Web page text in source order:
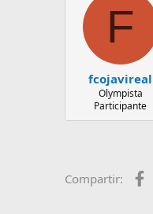
F
fcojavireal
Olympista
Participante
Compartir: